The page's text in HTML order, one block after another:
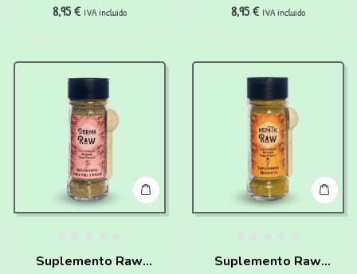
Articular para perros
8,95€ IVA incluido
Gastro para perros
8,95€ IVA incluido
Suplemento Raw
Suplemento Raw